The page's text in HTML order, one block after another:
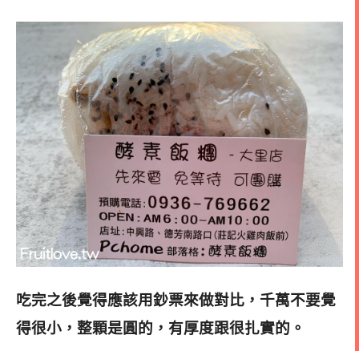
吃完之後覺得應該用鈔票來做對比，千萬不要覺
得很小，整顆是圓的，有厚度跟很扎實的。